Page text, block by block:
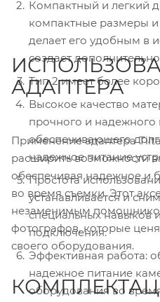
Компактный и легкий
компактные размеры
делает его удобным в
создает
Тип 2 имеет более
Высокое качество
прочного и надежного
обеспечивающего
надежное питание
Простота
устанавливается и
специальных навыков
подключения.
Эффективная работа:
надежное питание
оборудования во
АДАПТЕРА
Применение адаптера
расширить возможности
обеспечивая надежное и
во время съемки. Этот
незаменимым
фотографов, которые
своего оборудования.